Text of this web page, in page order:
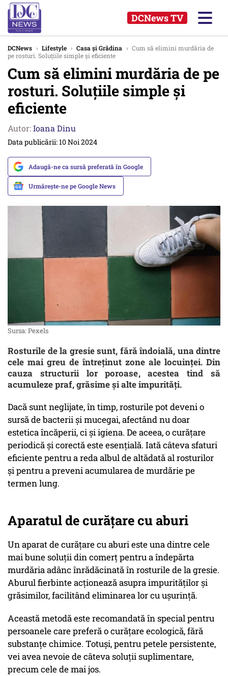
DCNews TV
DCNews › Lifestyle › Casa și Grădina › Cum să elimini murdăria de
pe rosturi. Soluțiile simple și eficiente
Cum să elimini murdăria de pe
rosturi. Soluțiile simple și
eficiente
Autor:Ioana Dinu
Data publicării: 10 Noi 2024
Adaugă-ne ca sursă preferată în Google
Urmărește-ne pe Google News
Sursa: Pexels
Rosturile de la gresie sunt, fără îndoială, una dintre
cele mai greu de întreținut zone ale locuinței. Din
cauza structurii lor poroase, acestea tind să
acumuleze praf, grăsime și alte impurități.
Dacă sunt neglijate, în timp, rosturile pot deveni o
sursă de bacterii și mucegai, afectând nu doar
estetica încăperii, ci și igiena. De aceea, o curățare
periodică și corectă este esențială. Iată câteva sfaturi
eficiente pentru a reda albul de altădată al rosturilor
și pentru a preveni acumularea de murdărie pe
termen lung.
Aparatul de curățare cu aburi
Un aparat de curățare cu aburi este una dintre cele
mai bune soluții din comerț pentru a îndepărta
murdăria adânc înrădăcinată în rosturile de la gresie.
Aburul fierbinte acționează asupra impurităților și
grăsimilor, facilitând eliminarea lor cu ușurință.
Această metodă este recomandată în special pentru
persoanele care preferă o curățare ecologică, fără
substanțe chimice. Totuși, pentru petele persistente,
vei avea nevoie de câteva soluții suplimentare,
precum cele de mai jos.